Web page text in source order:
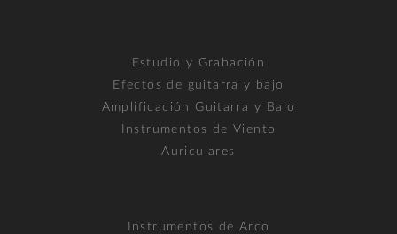
Estudio y Grabación
Efectos de guitarra y bajo
Amplificación Guitarra y Bajo
Instrumentos de Viento
Auriculares
Instrumentos de Arco